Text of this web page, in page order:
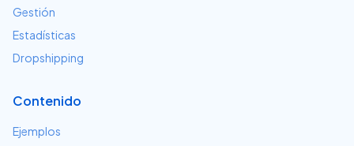
Gestión
Estadísticas
Dropshipping
Contenido
Ejemplos